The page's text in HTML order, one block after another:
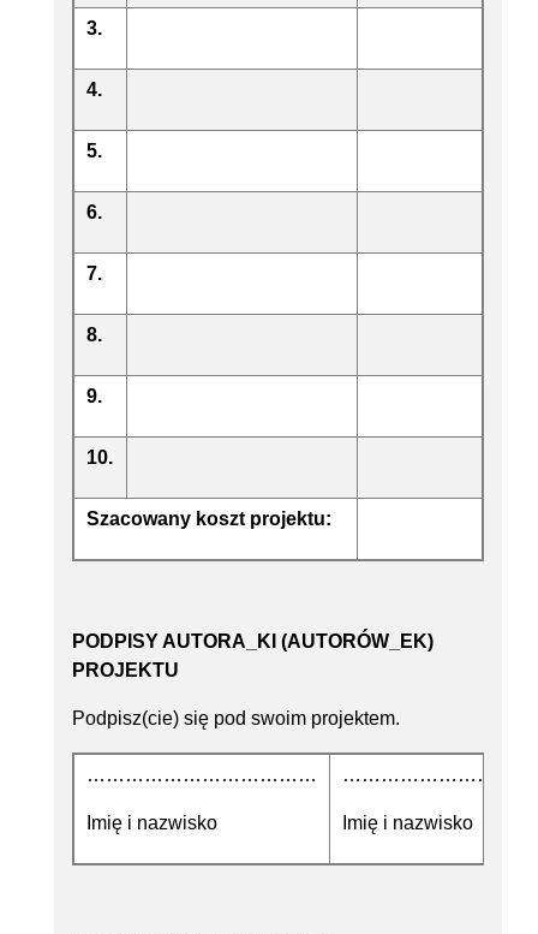
3.
4.
5.
6.
7.
8.
9.
10.
Szacowany koszt projektu:
PODPISY AUTORA_KI (AUTORÓW_EK)
PROJEKTU
Podpisz(cie) się pod swoim projektem.
………………………………
Imię i nazwisko Imię i nazwisko